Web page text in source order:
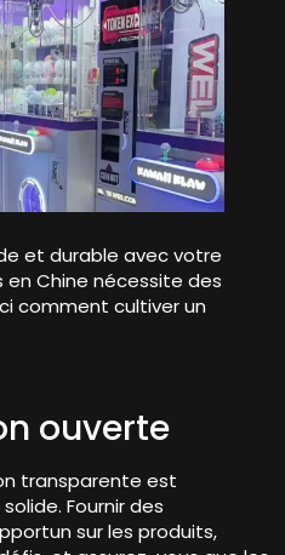
et durable avec votre
Chine nécessite des
comment cultiver un
ouverte
transparente est
Fournir des
sur les produits,